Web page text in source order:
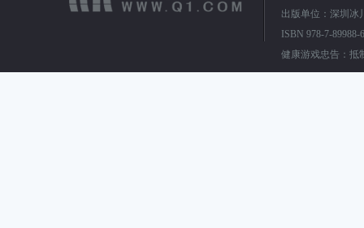
出版单位：深圳冰
ISBN 978-7-
健康游戏忠告：抵